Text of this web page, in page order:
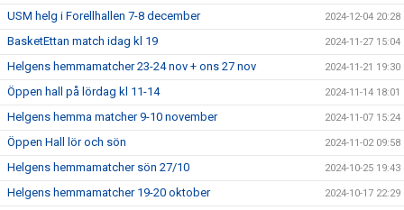
USM helg i Forellhallen 7-8 december 2024-12-04 20:28
BasketEttan match idag kl 19 2024-11-27 15:04
Helgens hemmamatcher 23-24 nov + ons 27 nov 2024-11-21 19:30
Öppen hall på lördag kl 11-14 2024-11-14 18:01
Helgens hemma matcher 9-10 november 2024-11-07 15:24
Öppen Hall lör och sön 2024-11-02 09:58
Helgens hemmamatcher sön 27/10 2024-10-25 19:43
Helgens hemmamatcher 19-20 oktober 2024-10-17 22:29